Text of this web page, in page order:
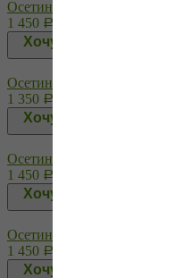
Осетинский пирог с сыром и
1 450 Р
Хочу!
Осетинский пирог с сыром
1 350 Р
Хочу!
Осетинский пирог с сыром
1 450 Р
Хочу!
Осетинский пирог с сыром
1 450 Р
Хочу!